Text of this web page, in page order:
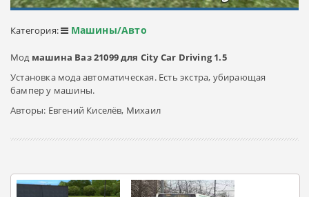
Категория: Машины/Авто
Мод машина Ваз 21099 для City Car Driving 1.5
Установка мода автоматическая. Есть экстра, убирающая
бампер у машины.
Авторы: Евгений Киселёв, Михаил